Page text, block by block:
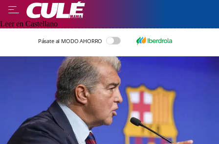
Leer en Castellano
Pásate al MODO AHORRO